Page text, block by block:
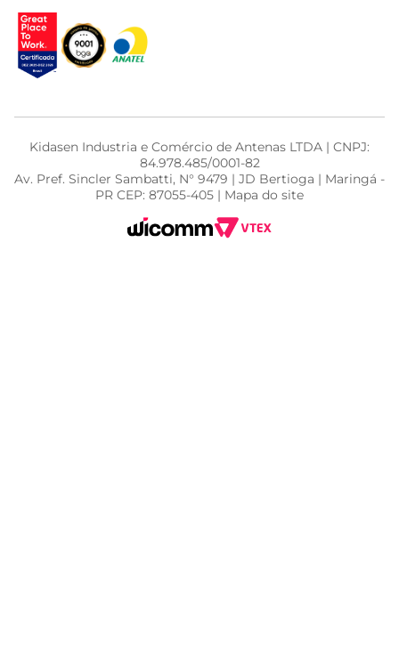
Kidasen Industria e Comércio de Antenas LTDA | CNPJ:
84.978.485/0001-82
Av. Pref. Sincler Sambatti, N° 9479 | JD Bertioga | Maringá -
PR CEP: 87055-405 | Mapa do site